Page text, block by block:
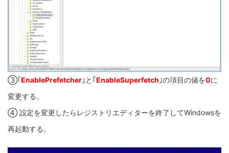
③｢EnablePrefetcher ｣と｢EnableSuperfetch ｣の項目の値を0に
変更する。
④ 設定を変更したらレジストリエディターを終了してWindowsを
再起動する。